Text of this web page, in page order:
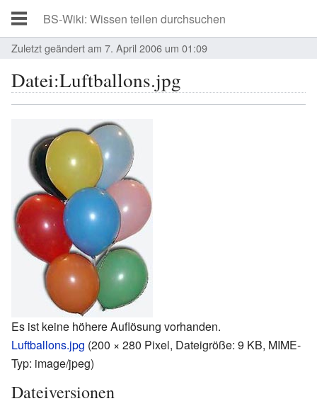
Zuletzt geändert am 7. April 2006 um 01:09
Datei:Luftballons.jpg
Es ist keine höhere Auflösung vorhanden.
Luftballons.jpg (200 × 280 Pixel, Dateigröße: 9 KB, MIME-
Typ: image/jpeg)
Dateiversionen